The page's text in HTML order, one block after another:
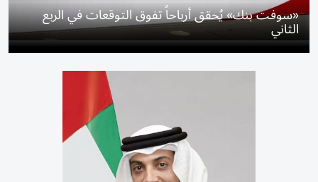
«سوفت بنك» يُحقق أرباحاً تفوق التوقعات في الربع
الثاني